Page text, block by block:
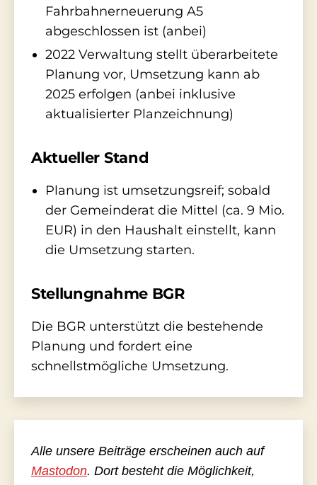
Fahrbahnerneuerung A5
abgeschlossen ist (anbei)
2022 Verwaltung stellt überarbeitete
Planung vor, Umsetzung kann ab
2025 erfolgen (anbei inklusive
aktualisierter Planzeichnung)
Aktueller Stand
Planung ist umsetzungsreif; sobald
der Gemeinderat die Mittel (ca. 9 Mio.
EUR) in den Haushalt einstellt, kann
die Umsetzung starten.
Stellungnahme BGR
Die BGR unterstützt die bestehende
Planung und fordert eine
schnellstmögliche Umsetzung.
Alle unsere Beiträge erscheinen auch auf
Mastodon. Dort besteht die Möglichkeit,